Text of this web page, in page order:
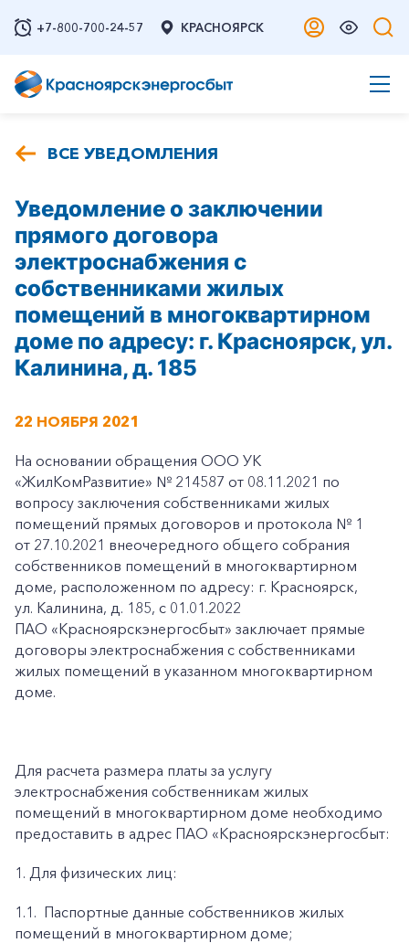
+7-800-700-24-57 КРАСНОЯРСК
ВСЕ УВЕДОМЛЕНИЯ
Уведомление о заключении
прямого договора
электроснабжения с
собственниками жилых
помещений в многоквартирном
доме по адресу: г. Красноярск, ул.
Калинина, д. 185
22 НОЯБРЯ 2021
На основании обращения ООО УК
«ЖилКомРазвитие» № 214587 от 08.11.2021 по
вопросу заключения собственниками жилых
помещений прямых договоров и протокола № 1
от 27.10.2021 внеочередного общего собрания
собственников помещений в многоквартирном
доме, расположенном по адресу: г. Красноярск,
ул. Калинина, д. 185, с 01.01.2022
ПАО «Красноярскэнергосбыт» заключает прямые
договоры электроснабжения с собственниками
жилых помещений в указанном многоквартирном
доме.
Для расчета размера платы за услугу
электроснабжения собственникам жилых
помещений в многоквартирном доме необходимо
предоставить в адрес ПАО «Красноярскэнергосбыт:
1. Для физических лиц:
1.1. Паспортные данные собственников жилых
помещений в многоквартирном доме;